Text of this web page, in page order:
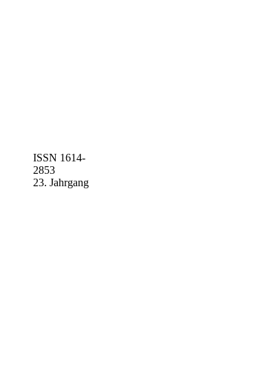
ISSN 1614-
2853
23. Jahrgang